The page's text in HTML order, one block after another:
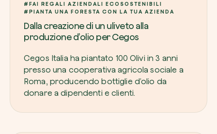
#FAI REGALI AZIENDALI ECOSOSTENIBILI
#PIANTA UNA FORESTA CON LA TUA AZIENDA
Dalla creazione di un uliveto alla
produzione d’olio per Cegos
Cegos Italia ha piantato 100 Olivi in 3 anni
presso una cooperativa agricola sociale a
Roma, producendo bottiglie d’olio da
donare a dipendenti e clienti.